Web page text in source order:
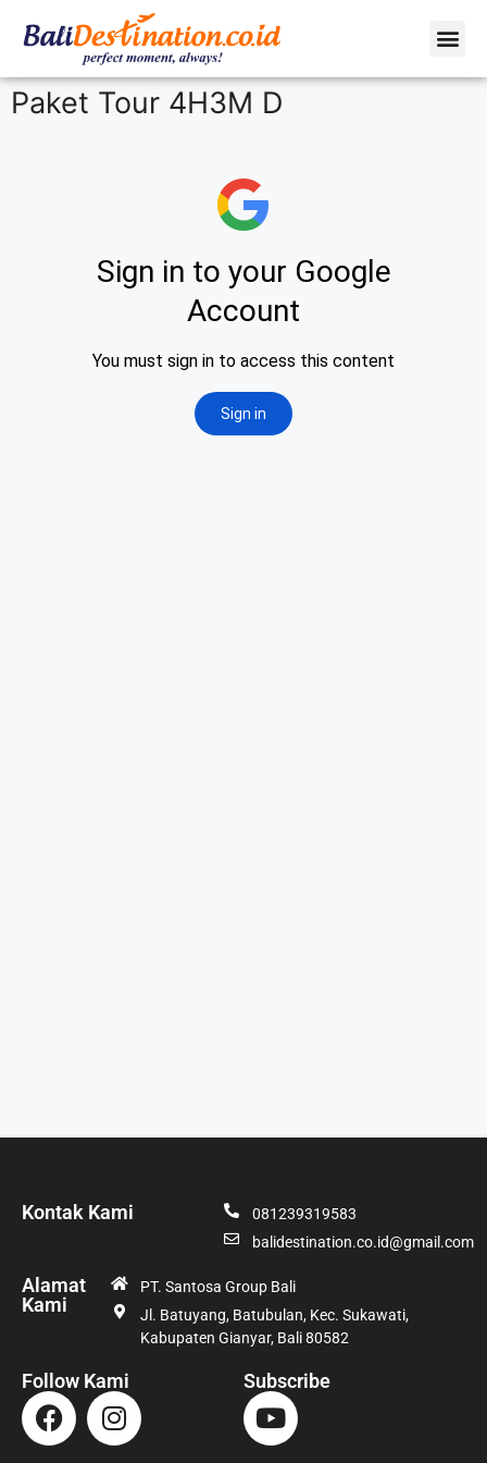
Paket Tour 4H3M D
Kontak Kami
081239319583
balidestination.co.id@gmail.com
Alamat
Kami
PT. Santosa Group Bali
Jl. Batuyang, Batubulan, Kec. Sukawati,
Kabupaten Gianyar, Bali 80582
Follow Kami Subscribe